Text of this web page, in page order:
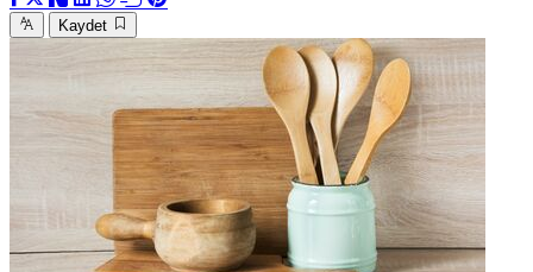
Kaydet